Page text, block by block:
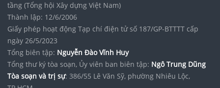
tầng (Tổng hội Xây dựng Việt Nam)
Thành lập: 12/6/2006
Giấy phép hoạt động Tạp chí điện tử số 187/GP-BTTTT cấp
ngày 26/5/2023
Tổng biên tập: Nguyễn Đào Vĩnh Huy
Tổng thư ký tòa soạn, Ủy viên ban biên tập: Ngô Trung Dũng
Tòa soạn và trị sự: 386/55 Lê Văn Sỹ, phường Nhiêu Lộc,